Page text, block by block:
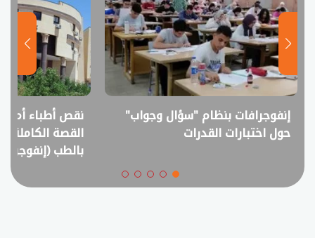
إنفوجرافات بنظام "سؤال وجواب"
حول اختبارات القدرات
نقص أطباء أم
القصة الكاملة
بالطب